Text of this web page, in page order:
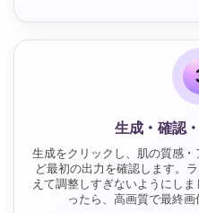
生成・確認
生成をクリックし、肌の質感
ど最初の出力を確認します。
えて調整しすぎないようにし
ったら、高画質で最終画